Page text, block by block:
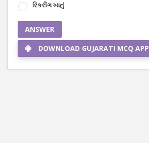
રિકરીંગ ખાતું
ANSWER
DOWNLOAD GUJARATI MCQ APP